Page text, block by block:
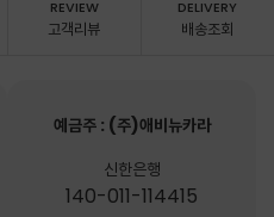
REVIEW
고객리뷰
DELIVERY
배송조회
예금주 : (주)애비뉴카라
신한은행
140-011-114415